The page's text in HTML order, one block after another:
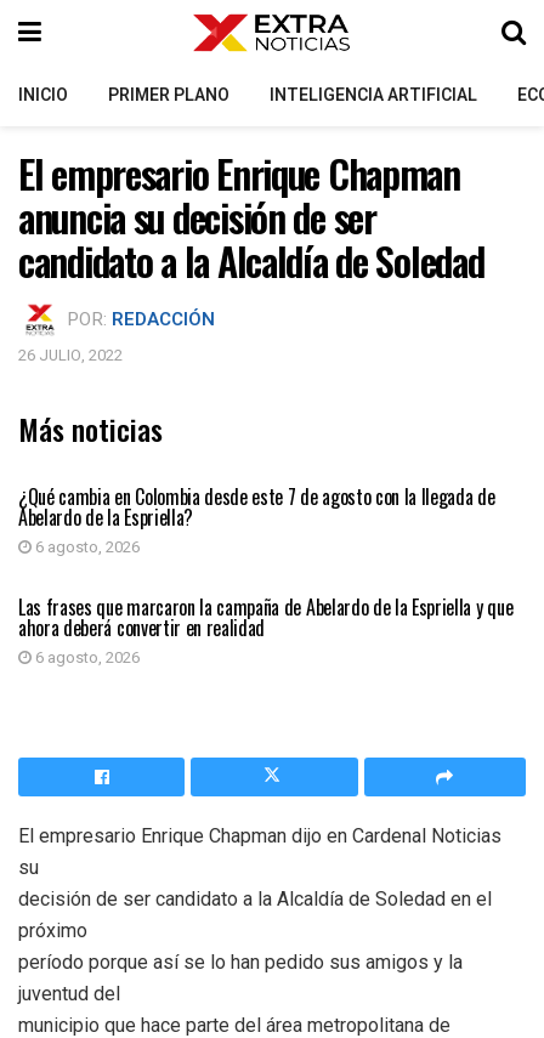
INICIO PRIMER PLANO INTELIGENCIA ARTIFICIAL
El empresario Enrique Chapman
anuncia su decisión de ser
candidato a la Alcaldía de Soledad
POR: REDACCIÓN
26 JULIO, 2022
Más noticias
¿Qué cambia en Colombia desde este 7 de agosto con la llegada de
Abelardo de la Espriella?
6 agosto, 2026
PRIMER PLANO
Las frases que marcaron la campaña de Abelardo de la Espriella y que
ahora deberá convertir en realidad
6 agosto, 2026
El empresario Enrique Chapman dijo en Cardenal Noticias
su
decisión de ser candidato a la Alcaldía de Soledad en el
próximo
período porque así se lo han pedido sus amigos y la
juventud del
municipio que hace parte del área metropolitana de